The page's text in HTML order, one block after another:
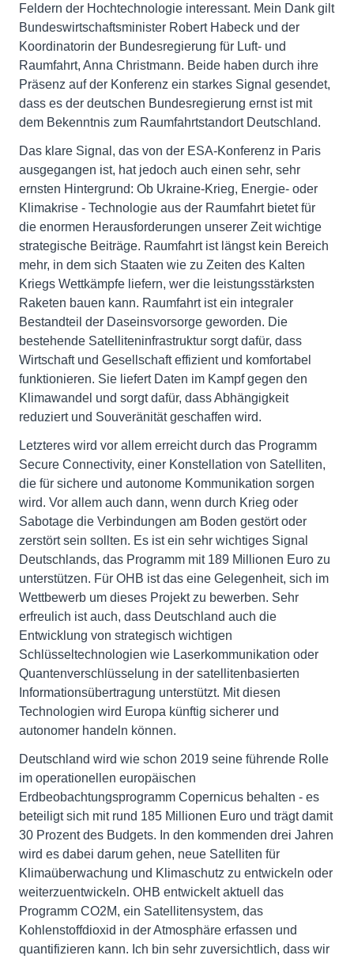
Feldern der Hochtechnologie interessant. Mein Dank gilt
Bundeswirtschaftsminister Robert Habeck und der
Koordinatorin der Bundesregierung für Luft- und
Raumfahrt, Anna Christmann. Beide haben durch ihre
Präsenz auf der Konferenz ein starkes Signal gesendet,
dass es der deutschen Bundesregierung ernst ist mit
dem Bekenntnis zum Raumfahrtstandort Deutschland.
Das klare Signal, das von der ESA-Konferenz in Paris
ausgegangen ist, hat jedoch auch einen sehr, sehr
ernsten Hintergrund: Ob Ukraine-Krieg, Energie- oder
Klimakrise - Technologie aus der Raumfahrt bietet für
die enormen Herausforderungen unserer Zeit wichtige
strategische Beiträge. Raumfahrt ist längst kein Bereich
mehr, in dem sich Staaten wie zu Zeiten des Kalten
Kriegs Wettkämpfe liefern, wer die leistungsstärksten
Raketen bauen kann. Raumfahrt ist ein integraler
Bestandteil der Daseinsvorsorge geworden. Die
bestehende Satelliteninfrastruktur sorgt dafür, dass
Wirtschaft und Gesellschaft effizient und komfortabel
funktionieren. Sie liefert Daten im Kampf gegen den
Klimawandel und sorgt dafür, dass Abhängigkeit
reduziert und Souveränität geschaffen wird.
Letzteres wird vor allem erreicht durch das Programm
Secure Connectivity, einer Konstellation von Satelliten,
die für sichere und autonome Kommunikation sorgen
wird. Vor allem auch dann, wenn durch Krieg oder
Sabotage die Verbindungen am Boden gestört oder
zerstört sein sollten. Es ist ein sehr wichtiges Signal
Deutschlands, das Programm mit 189 Millionen Euro zu
unterstützen. Für OHB ist das eine Gelegenheit, sich im
Wettbewerb um dieses Projekt zu bewerben. Sehr
erfreulich ist auch, dass Deutschland auch die
Entwicklung von strategisch wichtigen
Schlüsseltechnologien wie Laserkommunikation oder
Quantenverschlüsselung in der satellitenbasierten
Informationsübertragung unterstützt. Mit diesen
Technologien wird Europa künftig sicherer und
autonomer handeln können.
Deutschland wird wie schon 2019 seine führende Rolle
im operationellen europäischen
Erdbeobachtungsprogramm Copernicus behalten - es
beteiligt sich mit rund 185 Millionen Euro und trägt damit
30 Prozent des Budgets. In den kommenden drei Jahren
wird es dabei darum gehen, neue Satelliten für
Klimaüberwachung und Klimaschutz zu entwickeln oder
weiterzuentwickeln. OHB entwickelt aktuell das
Programm CO2M, ein Satellitensystem, das
Kohlenstoffdioxid in der Atmosphäre erfassen und
quantifizieren kann. Ich bin sehr zuversichtlich, dass wir